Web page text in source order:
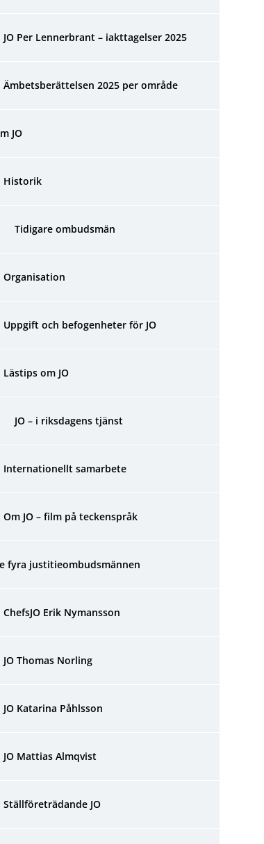
JO Per Lennerbrant – iakttagelser 2025
Ämbetsberättelsen 2025 per område
JO
Historik
Tidigare ombudsmän
Organisation
Uppgift och befogenheter för JO
Lästips om JO
JO – i riksdagens tjänst
Internationellt samarbete
Om JO – film på teckenspråk
fyra justitieombudsmännen
ChefsJO Erik Nymansson
JO Thomas Norling
JO Katarina Påhlsson
JO Mattias Almqvist
Ställföreträdande JO